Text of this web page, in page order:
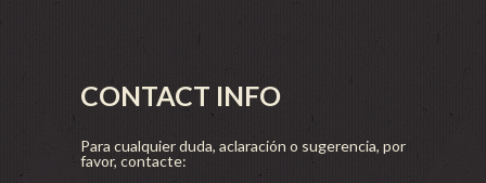
CONTACT INFO
Para cualquier duda, aclaración o sugerencia, por
favor, contacte: